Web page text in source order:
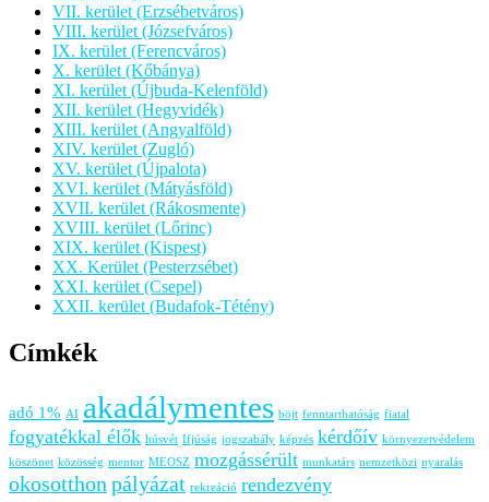
VII. kerület (Erzsébetváros)
VIII. kerület (Józsefváros)
IX. kerület (Ferencváros)
X. kerület (Kőbánya)
XI. kerület (Újbuda-Kelenföld)
XII. kerület (Hegyvidék)
XIII. kerület (Angyalföld)
XIV. kerület (Zugló)
XV. kerület (Újpalota)
XVI. kerület (Mátyásföld)
XVII. kerület (Rákosmente)
XVIII. kerület (Lőrinc)
XIX. kerület (Kispest)
XX. Kerület (Pesterzsébet)
XXI. kerület (Csepel)
XXII. kerület (Budafok-Tétény)
Címkék
adó 1% AI akadálymentes böjt fenntarthatóság fiatal
fogyatékkal élők húsvét Ifjúság jogszabály képzés kérdőív környezetvédelem
köszönet közösség mentor MEOSZ mozgássérült munkatárs nemzetközi nyaralás
okosotthon pályázat rekreáció rendezvény